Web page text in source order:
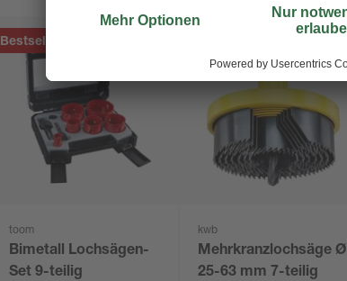
Bestseller
toom
Bimetall Lochsägen-
Set 9-teilig
kwb
Mehrkranzlochsäge Ø
25-63 mm 7-teilig